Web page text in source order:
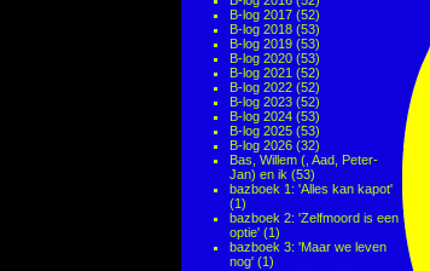
B-log 2017 (52)
B-log 2018 (53)
B-log 2019 (53)
B-log 2020 (53)
B-log 2021 (52)
B-log 2022 (52)
B-log 2023 (52)
B-log 2024 (53)
B-log 2025 (53)
B-log 2026 (32)
Bas, Willem (, Aad, Peter-
Jan) en ik (53)
bazboek 1: 'Alles kan kapot'
(1)
bazboek 2: 'Zelfmoord is een
optie' (1)
bazboek 3: 'Maar we leven
nog' (1)